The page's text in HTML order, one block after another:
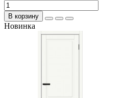
В корзину
Новинка